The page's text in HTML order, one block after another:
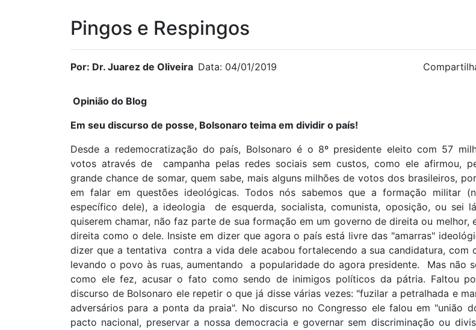
Pingos e Respingos
Por: Dr. Juarez de Oliveira Data: 04/01/2019
Opinião do Blog
Em seu discurso de posse, Bolsonaro teima em dividir o país!
Desde a redemocratização do país, Bolsonaro é o 8º presidente eleito com 57
votos através de campanha pelas redes sociais sem custos, como ele afirmou,
grande chance de somar, quem sabe, mais alguns milhões de votos dos brasileiros,
em falar em questões ideológicas. Todos nós sabemos que a formação militar
específico dele), a ideologia de esquerda, socialista, comunista, oposição, ou sei
quiserem chamar, não faz parte de sua formação em um governo de direita ou melhor,
direita como o dele. Insiste em dizer que agora o país está livre das "amarras"
dizer que a tentativa contra a vida dele acabou fortalecendo a sua candidatura, com
levando o povo às ruas, aumentando a popularidade do agora presidente. Mas não
como ele fez, acusar o fato como sendo de inimigos políticos da pátria. Faltou
discurso de Bolsonaro ele repetir o que já disse várias vezes: "fuzilar a petralhada e
adversários para a ponta da praia". No discurso no Congresso ele falou em "união
pacto nacional, preservar a nossa democracia e governar sem discriminação ou